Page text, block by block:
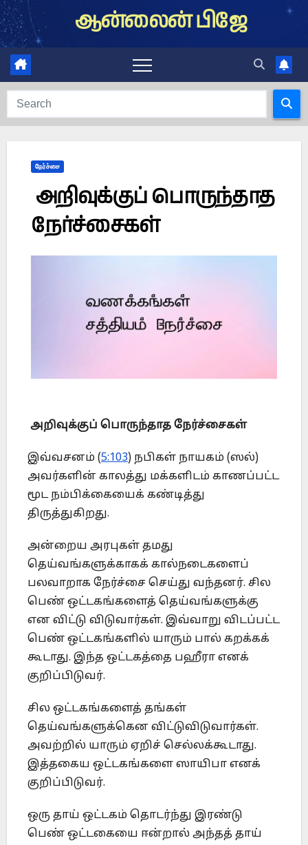
Skip
to
content
ஆன்லைன் பிஜே
நேர்ச்சை
அறிவுக்குப் பொருந்தாத
நேர்ச்சைகள்
அறிவுக்குப் பொருந்தாத நேர்ச்சைகள்
இவ்வசனம் (5:103) நபிகள் நாயகம் (ஸல்)
அவர்களின் காலத்து மக்களிடம் காணப்பட்ட
மூட நம்பிக்கையைக் கண்டித்து
திருத்துகிறது.
அன்றைய அரபுகள் தமது
தெய்வங்களுக்காகக் கால்நடைகளைப்
பலவாறாக நேர்ச்சை செய்து வந்தனர். சில
பெண் ஒட்டகங்களைத் தெய்வங்களுக்கு
என விட்டு விடுவார்கள். இவ்வாறு விடப்பட்ட
பெண் ஒட்டகங்களில் யாரும் பால் கறக்கக்
கூடாது. இந்த ஒட்டகத்தை பஹீரா எனக்
குறிப்பிடுவர்.
சில ஒட்டகங்களைத் தங்கள்
தெய்வங்களுக்கென விட்டுவிடுவார்கள்.
அவற்றில் யாரும் ஏறிச் செல்லக்கூடாது.
இத்தகைய ஒட்டகங்களை ஸாயிபா எனக்
குறிப்பிடுவர்.
ஒரு தாய் ஒட்டகம் தொடர்ந்து இரண்டு
பெண் ஒட்டகையை ஈன்றால் அந்தத் தாய்